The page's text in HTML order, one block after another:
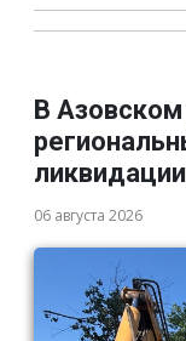
В Азовском
06 августа 2026